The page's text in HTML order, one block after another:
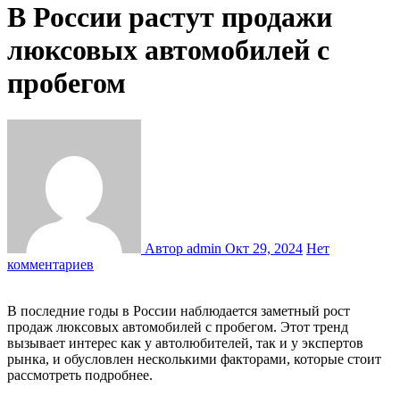
В России растут продажи
люксовых автомобилей с
пробегом
Автор admin Окт 29, 2024 Нет
комментариев
В последние годы в России наблюдается заметный рост
продаж люксовых автомобилей с пробегом. Этот тренд
вызывает интерес как у автолюбителей, так и у экспертов
рынка, и обусловлен несколькими факторами, которые стоит
рассмотреть подробнее.